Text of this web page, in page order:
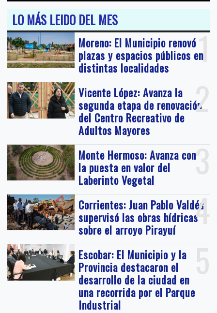
LO MÁS LEIDO DEL MES
1
Moreno: El Municipio renovó
plazas y espacios públicos en
distintas localidades
2
Vicente López: Avanza la
segunda etapa de renovación
del Centro Recreativo de
Adultos Mayores
3
Monte Hermoso: Avanza con
la puesta en valor del
Laberinto Vegetal
4
Corrientes: Juan Pablo Valdés
supervisó las obras hídricas
sobre el arroyo Pirayuí
5
Escobar: El Municipio y la
Provincia destacaron el
desarrollo de la ciudad en
una recorrida por el Parque
Industrial